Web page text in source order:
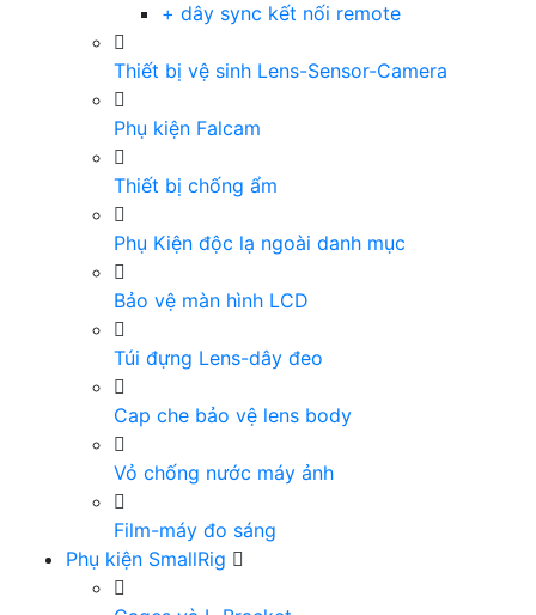
+ dây sync kết nối remote
Thiết bị vệ sinh Lens-Sensor-Camera
Phụ kiện Falcam
Thiết bị chống ẩm
Phụ Kiện độc lạ ngoài danh mục
Bảo vệ màn hình LCD
Túi đựng Lens-dây đeo
Cap che bảo vệ lens body
Vỏ chống nước máy ảnh
Film-máy đo sáng
Phụ kiện SmallRig